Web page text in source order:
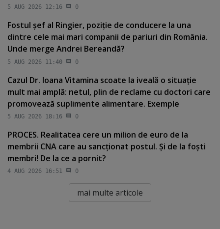
5 AUG 2026 12:16 0
Fostul şef al Ringier, poziţie de conducere la una
dintre cele mai mari companii de pariuri din România.
Unde merge Andrei Bereandă?
5 AUG 2026 11:40 0
Cazul Dr. Ioana Vitamina scoate la iveală o situaţie
mult mai amplă: netul, plin de reclame cu doctori care
promovează suplimente alimentare. Exemple
5 AUG 2026 18:16 0
PROCES. Realitatea cere un milion de euro de la
membrii CNA care au sancţionat postul. Şi de la foşti
membri! De la ce a pornit?
4 AUG 2026 16:51 0
mai multe articole